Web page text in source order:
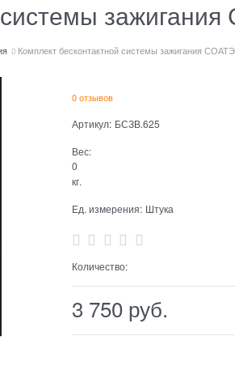
системы
Комплект бесконтактной системы зажигания
0 отзывов
Артикул: БСЗВ.625
Вес:
0
кг.
Ед. измерения: Штука
Количество:
3 750 руб.